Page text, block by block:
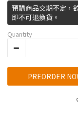
預購商品交期不定，
即不可退換貨。
Quantity
PREORDER